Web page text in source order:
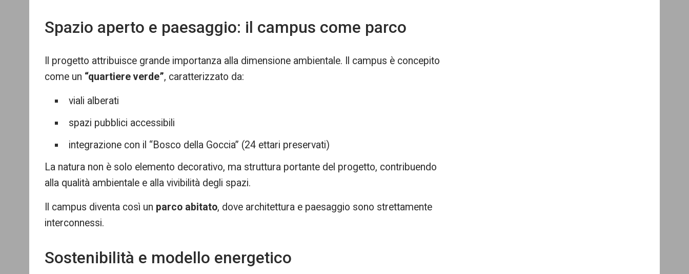
Spazio aperto e paesaggio: il campus come parco
Il progetto attribuisce grande importanza alla dimensione ambientale. Il campus è concepito
come un “quartiere verde”, caratterizzato da:
viali alberati
spazi pubblici accessibili
integrazione con il “Bosco della Goccia” (24 ettari preservati)
La natura non è solo elemento decorativo, ma struttura portante del progetto, contribuendo
alla qualità ambientale e alla vivibilità degli spazi.
Il campus diventa così un parco abitato, dove architettura e paesaggio sono strettamente
interconnessi.
Sostenibilità e modello energetico